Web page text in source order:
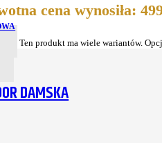
DAMSKA
cena wynosiła:
Ten produkt ma wiele wariantów.